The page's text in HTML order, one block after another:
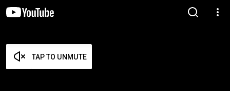
TAP TO UNMUTE